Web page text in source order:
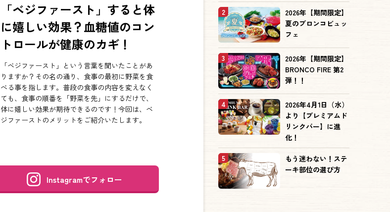
「ベジファースト」すると体
に嬉しい効果？血糖値のコン
トロールが健康のカギ！
「ベジファースト」という言葉を聞いたことがあ
りますか？その名の通り、食事の最初に野菜を食
べる事を指します。普段の食事の内容を変えなく
ても、食事の順番を「野菜を先」にするだけで、
体に嬉しい効果が期待できるのです！今回は、ベ
ジファーストのメリットをご紹介いたします。
Instagramでフォロー
2
2026年【期間限定】
夏のブロンコビュッ
フェ
3
2026年【期間限定】
BRONCO FIRE 第2
弾！！
4
2026年4月1日（水）
より【プレミアムド
リンクバー】に進
化！
5
もう迷わない！ステ
ーキ部位の選び方